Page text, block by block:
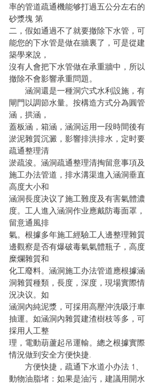
率的管道疏通機能够打過五公分左右的
砂漿塊 第
二，假如通過不了就要撤除下水管，可
能您的下水管是做在牆裏了，可是從建
築學來說，
沒有人會把下水管做在承重牆中，所以
撤除不會影響承重問題。
涵洞還是一種洞穴式水利設施，有
閘門以調節水量。按構造方式分為圓管
涵，拱涵，
蓋板涵，箱涵，涵洞运用一段時間後有
淤泥雜質沉澱，影響排洪排水，定时要
疏通整理清
淤疏浚。涵洞疏通整理清掏留意事項及
施工办法管道，排水溝渠進入涵洞垂直
高度大小和
涵洞長度决议了施工難度及有害氣體濃
度。工人進入涵洞作业應戴防毒面罩，
留意通風排
氣。根據多年施工經驗工人邊整理雜質
邊觀察是否有爆破毒氣氣體瓶子，高度
糜爛雜質和
化工廢料。涵洞施工办法管道應根據涵
洞雜質種類，長度，深度，現場實際情
況决议。如
涵洞內純泥漿，可採用高壓沖洗吸汙車
抽運。如涵洞內雜質建渣樹枝等多，可
採用人工整
理，電動葫蘆起吊運輸。總之根據實際
情況做到安全方便快捷.
方便快捷，疏通下水道小办法 1、
動物油脂堵：如果是油污，建議用開水